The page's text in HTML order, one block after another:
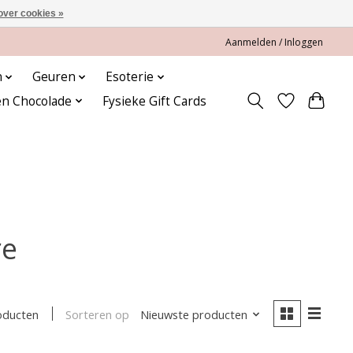
Aanmelden / Inloggen
Geuren
Esoterie
Chocolade
Fysieke Gift Cards
Sorteren op Nieuwste producten
cookies »